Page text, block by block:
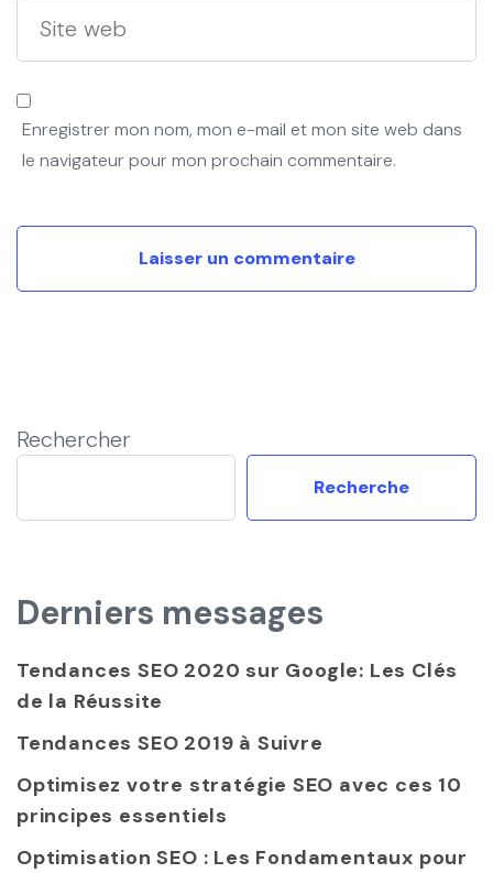
Enregistrer mon nom, mon e-mail et mon site web dans
le navigateur pour mon prochain commentaire.
Rechercher
Recherche
Derniers messages
Tendances SEO 2020 sur Google: Les Clés
de la Réussite
Tendances SEO 2019 à Suivre
Optimisez votre stratégie SEO avec ces 10
principes essentiels
Optimisation SEO : Les Fondamentaux pour